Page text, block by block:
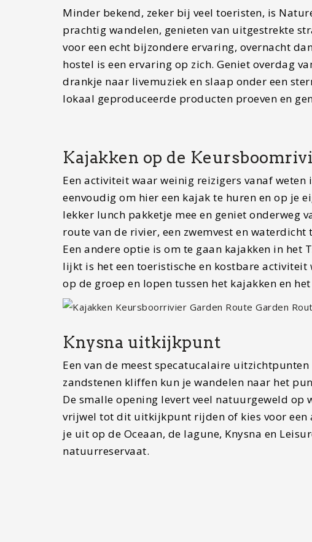
Minder bekend, zeker bij veel toeristen, is
prachtig wandelen, genieten van uitgestrekte
voor een echt bijzondere ervaring, overnacht
hostel is een ervaring op zich. Geniet overdag
drankje naar livemuziek en slaap onder een
lokaal geproduceerde producten proeven en
Kajakken op de
Een activiteit waar weinig reizigers vanaf
eenvoudig om hier een kajak te huren en op je
lekker lunch pakketje mee en geniet onderweg
route van de rivier, een zwemvest en
Een andere optie is om te gaan kajakken in
lijkt is het een toeristische en kostbare
op de groep en lopen tussen het kajakken en
Knysna uitkijkpunt
Een van de meest specatucalaire
zandstenen kliffen kun je wandelen naar het
De smalle opening levert veel natuurgeweld
vrijwel tot dit uitkijkpunt rijden of kies voor
je uit op de Oceaan, de lagune, Knysna en
natuurreservaat.